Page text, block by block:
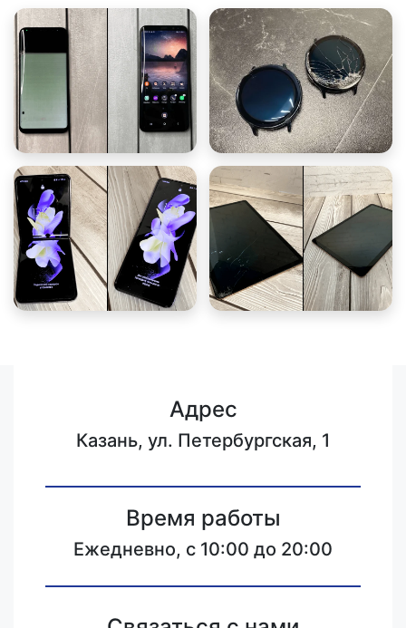
Адрес
Казань, ул. Петербургская, 1
Время работы
Ежедневно, с 10:00 до 20:00